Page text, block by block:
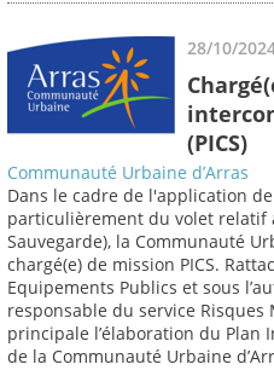
28/10/
(PICS)
Communauté Urbaine d’Arras
Dans le cadre de l'application
particulièrement du volet relatif
Sauvegarde), la Communauté
chargé(e) de mission PICS.
Equipements Publics et sous
responsable du service
principale l’élaboration du Plan
de la Communauté Urbaine